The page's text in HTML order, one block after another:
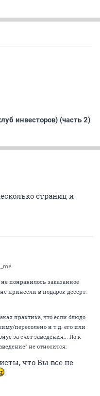
инвесторов) (часть 2)
страниц и
понравилось заказанное
принесли в подарок десерт.
практика, что если блюдо
пересолено и т.д. его или
за счёт заведения... Но к
не относится.
что Вы все не